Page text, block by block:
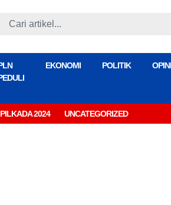
EKONOMI POLITIK OPINI
PILKADA 2024 UNCATEGORIZED